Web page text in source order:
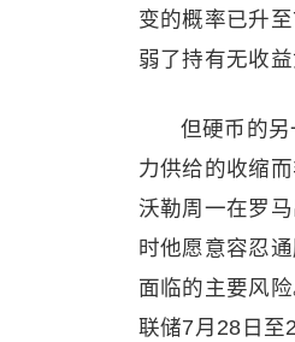
变的概率已升
弱了持有无收
但硬币的
力供给的收缩
沃勒周一在罗
时他愿意容忍
面临的主要风
联储7月28日至